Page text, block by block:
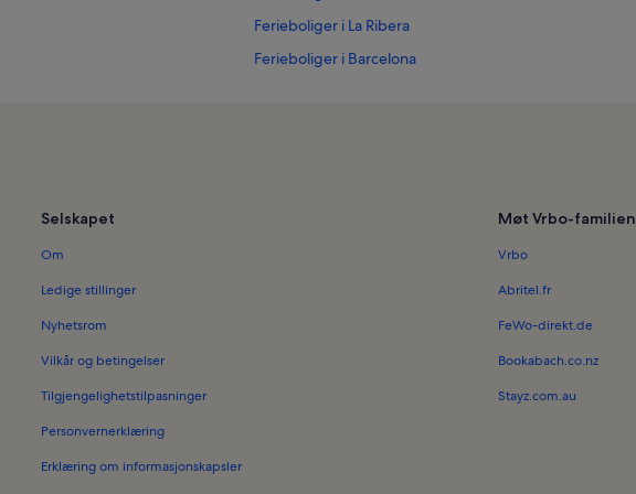
Ferieboliger i La Ribera
Ferieboliger i Barcelona
Ferieboliger i Katedralen i Barcelona
Ferieboliger ved stranden i Barcelona
Selskapet
Om
Ledige stillinger
Nyhetsrom
Vilkår og betingelser
Tilgjengelighetstilpasninger
Personvernerklæring
Erklæring om informasjonskapsler
Møt Vrbo-familien
Vrbo
Abritel.fr
FeWo-direkt.de
Bookabach.co.nz
Stayz.com.au